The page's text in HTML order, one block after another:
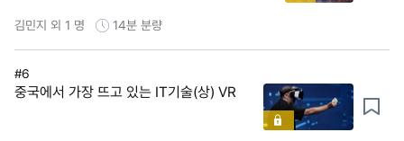
김민지 외 1 명 14분 분량
#6
중국에서 가장 뜨고 있는 IT기술(상) VR